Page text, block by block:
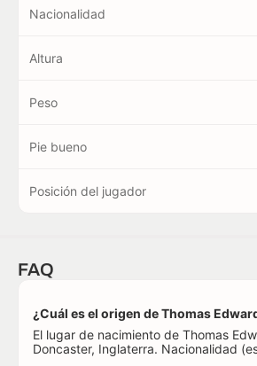
Nacionalidad
Altura
Peso
Pie bueno
Posición del jugador
FAQ
¿Cuál es el origen de Thomas
El lugar de nacimiento de Thomas
Doncaster, Inglaterra. Nacionalidad